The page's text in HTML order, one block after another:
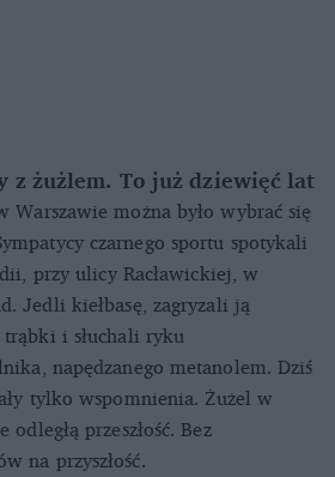
z żużlem. To już dziewięć lat
można było wybrać się
czarnego sportu spotykali
przy ulicy Racławickiej, w
Jedli kiełbasę, zagryzali ją
i słuchali ryku
napędzanego metanolem. Dziś
tylko wspomnienia. Żużel w
przeszłość. Bez
na przyszłość.